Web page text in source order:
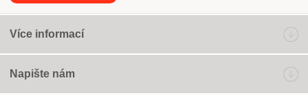
Více informací
Napište nám